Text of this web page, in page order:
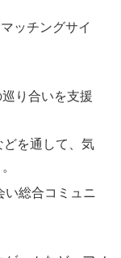
ッチングサイ
り合いを支援
を通して、気
い総合コミュニ